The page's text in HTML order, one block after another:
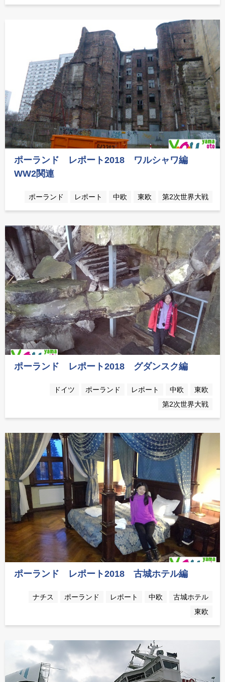
ポーランド レポート2018 ワルシャワ編
WW2関連
ポーランド レポート 中欧 東欧 第2次世界大戦
ポーランド レポート2018 グダンスク編
ドイツ ポーランド レポート 中欧
東欧
第2次世界大戦
ポーランド レポート2018 古城ホテル編
ナチス ポーランド レポート 中欧
古城ホテル
東欧